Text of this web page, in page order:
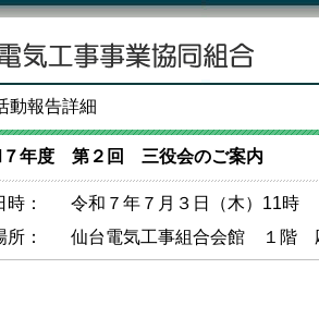
動報告詳細
７年度 第２回 三役会のご案内
：
令和７年７月３日（木）11時
：
仙台電気工事組合会館 １階